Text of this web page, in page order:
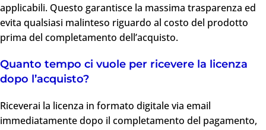
applicabili. Questo garantisce la massima trasparenza ed
evita qualsiasi malinteso riguardo al costo del prodotto
prima del completamento dell’acquisto.
Quanto tempo ci vuole per ricevere la licenza
dopo l’acquisto?
Riceverai la licenza in formato digitale via email
immediatamente dopo il completamento del pagamento,